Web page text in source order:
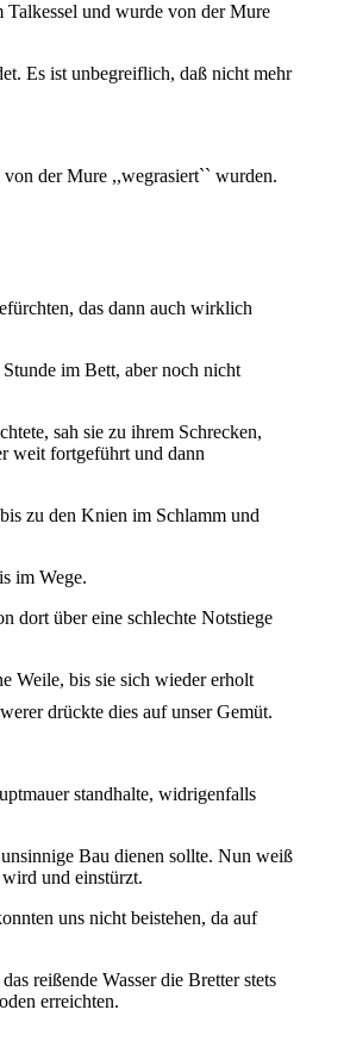
und wurde von der Mure
Es ist unbegreiflich, daß nicht mehr
der Mure ,,wegrasiert`` wurden.
das dann auch wirklich
im Bett, aber noch nicht
sah sie zu ihrem Schrecken,
weit fortgeführt und dann
zu den Knien im Schlamm und
im Wege.
dort über eine schlechte Notstiege
Weile, bis sie sich wieder erholt
drückte dies auf unser Gemüt.
standhalte, widrigenfalls
Bau dienen sollte. Nun weiß
und einstürzt.
uns nicht beistehen, da auf
reißende Wasser die Bretter stets
erreichten.